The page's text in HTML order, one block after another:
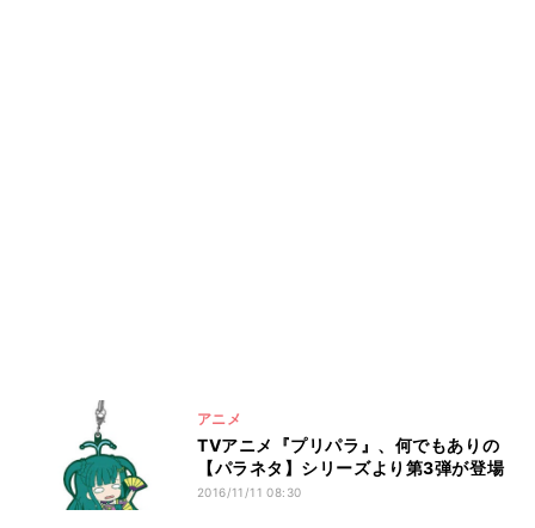
アニメ
TVアニメ『プリパラ』、何でもありの
【パラネタ】シリーズより第3弾が登場
2016/11/11 08:30